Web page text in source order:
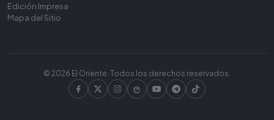
Edición Impresa
Mapa del Sitio
© 2026 El Oriente. Todos los derechos reservados.